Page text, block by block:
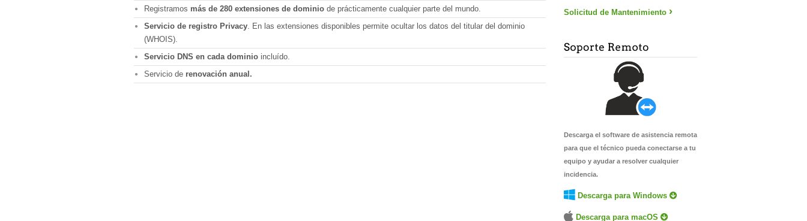
Registramos más de 280 extensiones de dominio de prácticamente cualquier parte del mundo.
Servicio de registro Privacy. En las extensiones disponibles permite ocultar los datos del titular del dominio
(WHOIS).
Servicio DNS en cada dominio incluído.
Servicio de renovación anual.
Solicitud de Mantenimiento ›
Descarga el software de asistencia remota
para que el técnico pueda conectarse a tu
equipo y ayudar a resolver cualquier
incidencia.
Descarga para Windows
Descarga para macOS